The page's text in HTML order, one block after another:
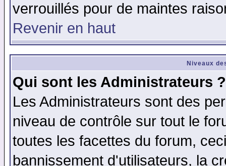
verrouillés pour de maintes
Revenir en haut
Niveaux
Qui sont les Administrateurs ?
Les Administrateurs sont des
niveau de contrôle sur tout le
toutes les facettes du forum,
bannissement d'utilisateurs, la